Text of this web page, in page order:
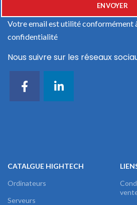
Votre email est utilité conformément
confidentialité
Nous suivre sur les réseaux
CATALGUE HIGHTECH
Ordinateurs
Serveurs